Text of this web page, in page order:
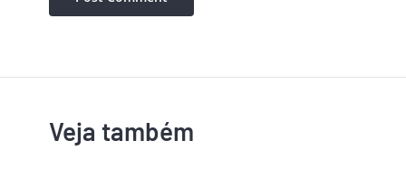
Veja também